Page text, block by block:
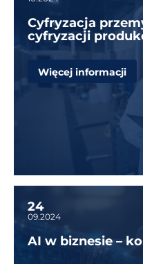
Cyfryzacja
cyfryzacji
Więcej informacji
24
09.2024
AI w biznesie –